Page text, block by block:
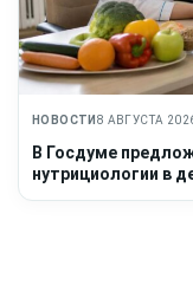
НОВОСТИ 8 АВГУСТА
В Госдуме
нутрициологии в